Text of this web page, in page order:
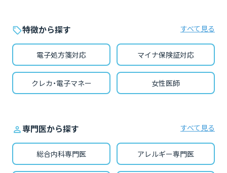
特徴から探す すべて見る
電子処方箋対応 マイナ保険証対応
クレカ・電子マネー 女性医師
専門医から探す すべて見る
総合内科専門医 アレルギー専門医